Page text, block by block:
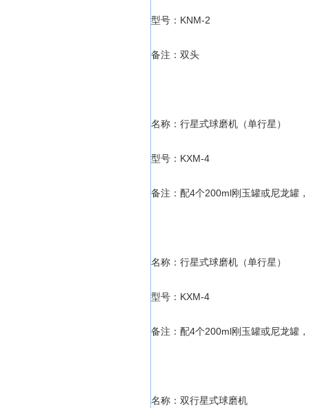
型号：KNM-2
备注：双头
名称：行星式球磨机（单行星）
型号：KXM-4
备注：配4个200ml刚玉罐或尼龙罐
名称：行星式球磨机（单行星）
型号：KXM-4
备注：配4个200ml刚玉罐或尼龙罐
名称：双行星式球磨机